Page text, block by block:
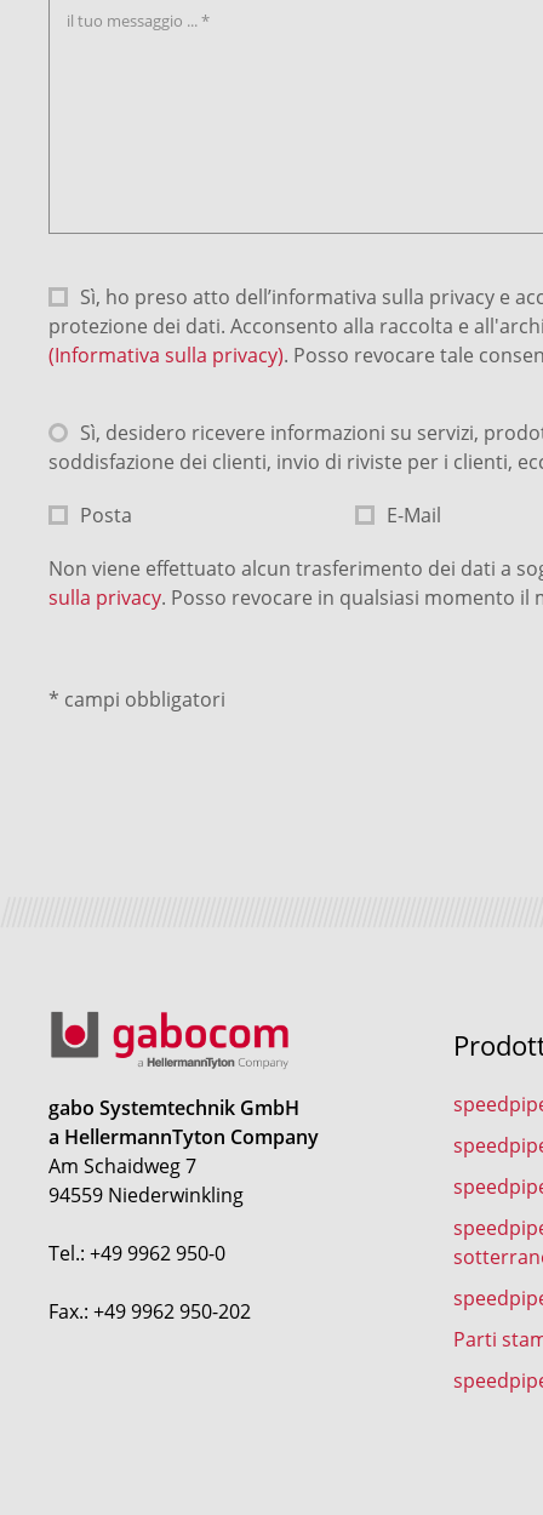
il tuo messaggio ... *
Sì, ho preso atto dell’informativa sulla privacy e
protezione dei dati. Acconsento alla raccolta e
(Informativa sulla privacy). Posso revocare tale
Sì, desidero ricevere informazioni su servizi,
soddisfazione dei clienti, invio di riviste per i clienti,
Posta E-Mail
Non viene effettuato alcun trasferimento dei dati a
sulla privacy. Posso revocare in qualsiasi momento
* campi obbligatori
gabo Systemtechnik GmbH
a HellermannTyton Company
Am Schaidweg 7
94559 Niederwinkling
Tel.: +49 9962 950-0
Fax.: +49 9962 950-202
Parti